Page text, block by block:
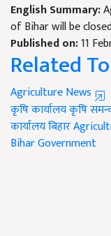
English Summary:
of Bihar will be
Published on:11
Related
Agriculture News
कृषि कार्यालयकृषि
कार्यालयबिहार
Bihar Government